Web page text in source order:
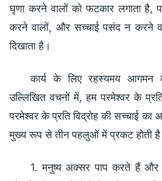
घृणा करने वालों को फटकार लगाता है,
करने वालों, और सच्चाई पसंद न करने
दिखाता है।
कार्य के लिए रहस्यमय आगमन के
उल्लिखित वचनों में, हम परमेश्वर के
परमेश्वर के प्रति विद्रोह की सच्चाई
मुख्य रूप से तीन पहलुओं में प्रकट होती है
1. मनुष्य अक्सर पाप करते हैं और